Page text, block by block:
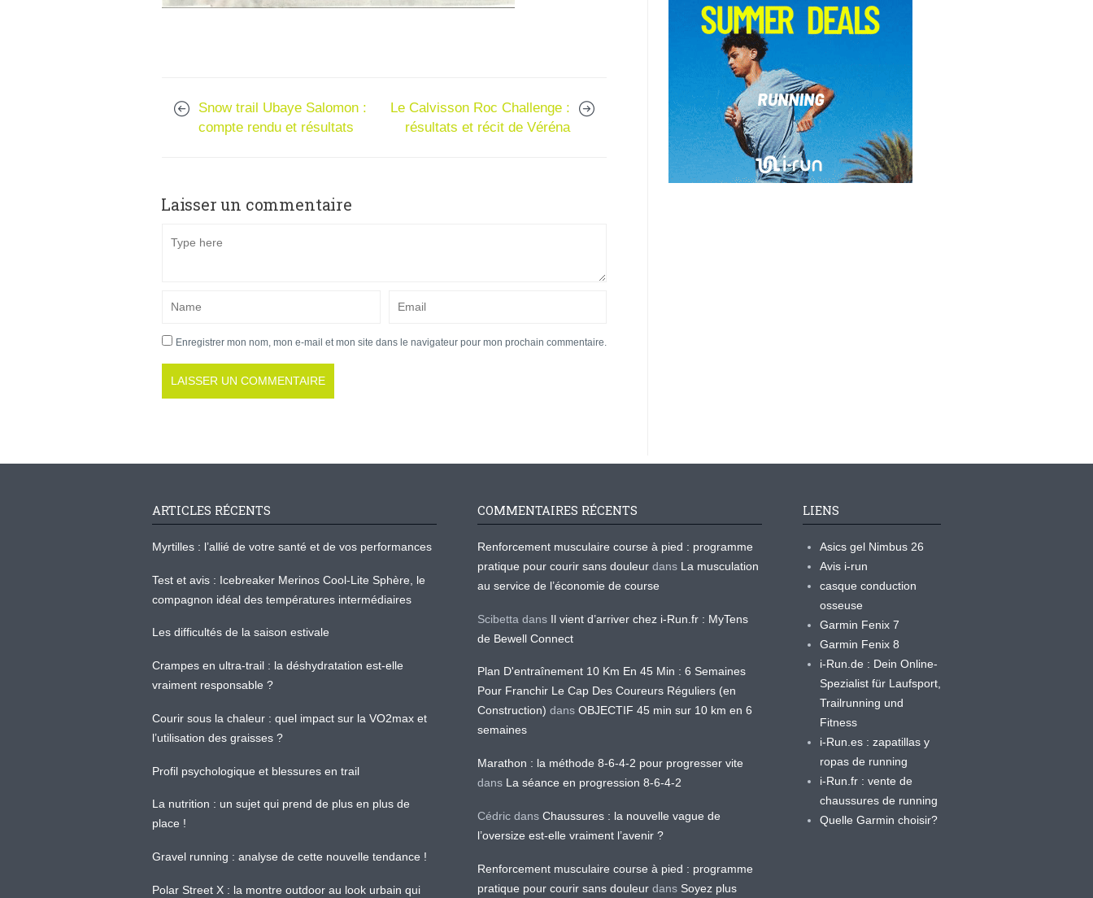
Snow trail Ubaye Salomon :
compte rendu et résultats
Le Calvisson Roc Challenge :
résultats et récit de Véréna
Laisser un commentaire
Enregistrer mon nom, mon e-mail et mon site dans le navigateur pour mon prochain commentaire.
ARTICLES RÉCENTS
Myrtilles : l’allié de votre santé et de vos performances
Test et avis : Icebreaker Merinos Cool-Lite Sphère, le
compagnon idéal des températures intermédiaires
Les difficultés de la saison estivale
Crampes en ultra-trail : la déshydratation est-elle
vraiment responsable ?
Courir sous la chaleur : quel impact sur la VO2max et
l’utilisation des graisses ?
Profil psychologique et blessures en trail
La nutrition : un sujet qui prend de plus en plus de
place !
Gravel running : analyse de cette nouvelle tendance !
Polar Street X : la montre outdoor au look urbain qui
COMMENTAIRES RÉCENTS
Renforcement musculaire course à pied : programme
pratique pour courir sans douleur dans La musculation
au service de l’économie de course
Scibetta dans Il vient d’arriver chez i-Run.fr : MyTens
de Bewell Connect
Plan D'entraînement 10 Km En 45 Min : 6 Semaines
Pour Franchir Le Cap Des Coureurs Réguliers (en
Construction) dans OBJECTIF 45 min sur 10 km en 6
semaines
Marathon : la méthode 8-6-4-2 pour progresser vite
dans La séance en progression 8-6-4-2
Cédric dans Chaussures : la nouvelle vague de
l’oversize est-elle vraiment l’avenir ?
Renforcement musculaire course à pied : programme
pratique pour courir sans douleur dans Soyez plus
LIENS
Asics gel Nimbus 26
Avis i-run
casque conduction
osseuse
Garmin Fenix 7
Garmin Fenix 8
i-Run.de : Dein Online-
Spezialist für Laufsport,
Trailrunning und
Fitness
i-Run.es : zapatillas y
ropas de running
i-Run.fr : vente de
chaussures de running
Quelle Garmin choisir?